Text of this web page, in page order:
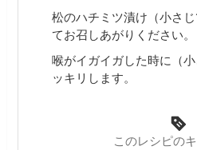
松のハチミツ漬け（小さ
てお召しあがりください。
喉がイガイガした時に（
ッキリします。
このレシピの